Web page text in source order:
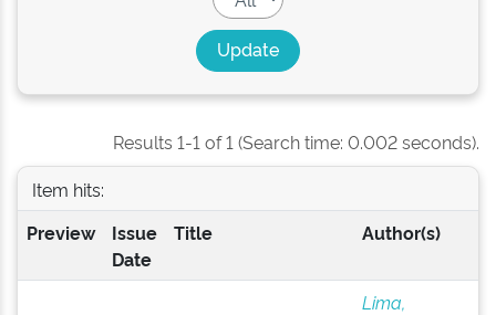
Results 1-1 of 1 (Search time: 0.002 seconds).
Item hits:
Preview
Issue
Date
Title Author(s)
Lima,